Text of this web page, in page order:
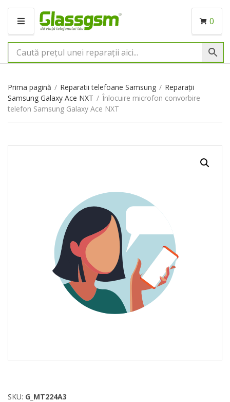
M
N
I
0
Prima pagină / Reparatii telefoane Samsung / Reparații
Samsung Galaxy Ace NXT / Înlocuire microfon convorbire
telefon Samsung Galaxy Ace NXT
SKU: G_MT224A3